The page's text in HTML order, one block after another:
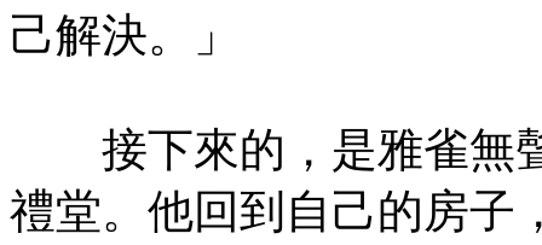
己解決。」
接下來的，是雅雀無
禮堂。他回到自己的房子